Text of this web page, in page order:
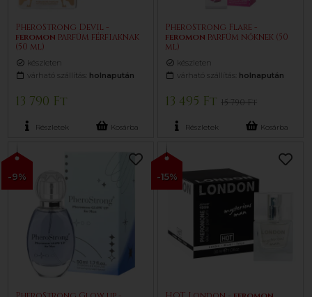
PheroStrong Devil -
feromon parfüm férfiaknak
(50 ml)
készleten
várható szállítás: holnapután
13 790 Ft
Részletek Kosárba
PheroStrong Flare -
feromon parfüm nőknek (50
ml)
készleten
várható szállítás: holnapután
13 495 Ft15 790 Ft
Részletek Kosárba
-9% -15%